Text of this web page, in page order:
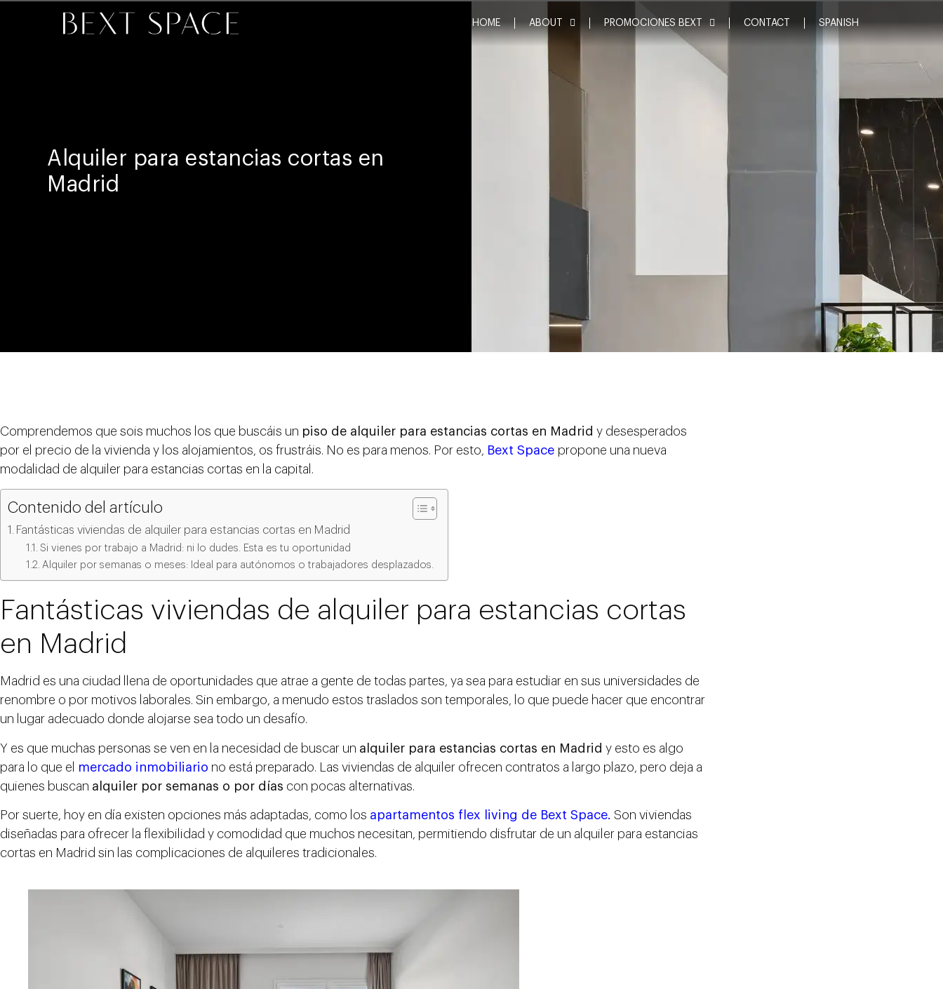
HOME ABOUT PROMOCIONES BEXT CONTACT SPANISH
Alquiler para estancias cortas en
Madrid
Comprendemos que sois muchos los que buscáis un piso de alquiler para estancias cortas en Madrid y desesperados
por el precio de la vivienda y los alojamientos, os frustráis. No es para menos. Por esto, Bext Space propone una nueva
modalidad de alquiler para estancias cortas en la capital.
Contenido del artículo
Fantásticas viviendas de alquiler para estancias cortas en Madrid
Si vienes por trabajo a Madrid: ni lo dudes. Esta es tu oportunidad
Alquiler por semanas o meses: Ideal para autónomos o trabajadores desplazados.
Fantásticas viviendas de alquiler para estancias cortas
en Madrid
Madrid es una ciudad llena de oportunidades que atrae a gente de todas partes, ya sea para estudiar en sus universidades de
renombre o por motivos laborales. Sin embargo, a menudo estos traslados son temporales, lo que puede hacer que encontrar
un lugar adecuado donde alojarse sea todo un desafío.
Y es que muchas personas se ven en la necesidad de buscar un alquiler para estancias cortas en Madrid y esto es algo
para lo que el
mercado inmobiliario no está preparado. Las viviendas de alquiler ofrecen contratos a largo plazo, pero deja a
quienes buscan alquiler por semanas o por días con pocas alternativas.
Por suerte, hoy en día existen opciones más adaptadas, como los apartamentos flex living de Bext Space. Son viviendas
diseñadas para ofrecer la flexibilidad y comodidad que muchos necesitan, permitiendo disfrutar de un alquiler para estancias
cortas en Madrid sin las complicaciones de alquileres tradicionales.